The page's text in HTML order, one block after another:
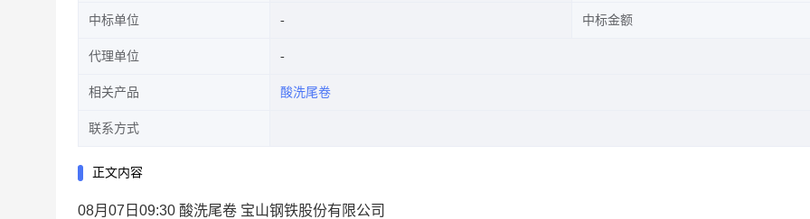
中标单位 中标金额
代理单位
相关产品 酸洗尾卷
联系方式
正文内容
08月07日09:30 酸洗尾卷 宝山钢铁股份有限公司